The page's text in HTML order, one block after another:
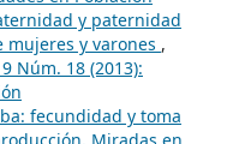
y paternidad
mujeres y varones ,
Núm. 18 (2013):
fecundidad y toma